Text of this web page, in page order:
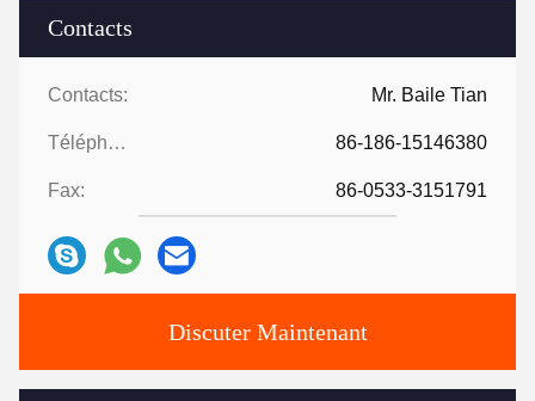
Contacts
Contacts: Mr. Baile Tian
Téléphone: 86-186-15146380
Fax: 86-0533-3151791
Discuter Maintenant